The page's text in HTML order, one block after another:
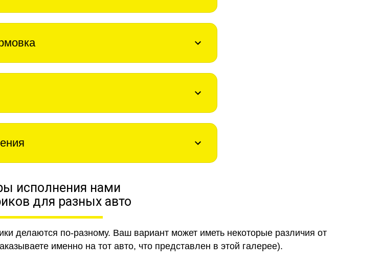
исполнения нами
для разных авто
делаются по-разному. Ваш вариант может иметь некоторые различия от
именно на тот авто, что представлен в этой галерее).